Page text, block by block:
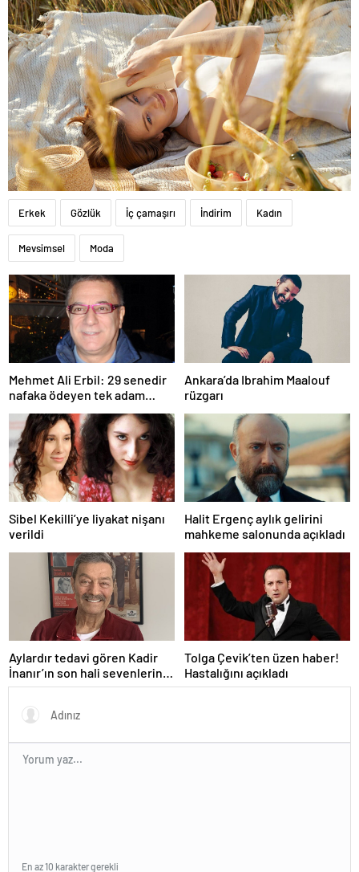
Erkek Gözlük İç çamaşırı İndirim Kadın
Mevsimsel Moda
Mehmet Ali Erbil: 29 senedir
nafaka ödeyen tek adam
Ankara’da Ibrahim Maalouf
rüzgarı
Sibel Kekilli’ye liyakat nişanı
verildi
Halit Ergenç aylık gelirini
mahkeme salonunda açıkladı
Aylardır tedavi gören Kadir
İnanır’ın son hali sevenlerini
üzdü
Tolga Çevik’ten üzen haber!
Hastalığını açıkladı
En az 10 karakter gerekli